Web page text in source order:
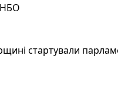
стартували